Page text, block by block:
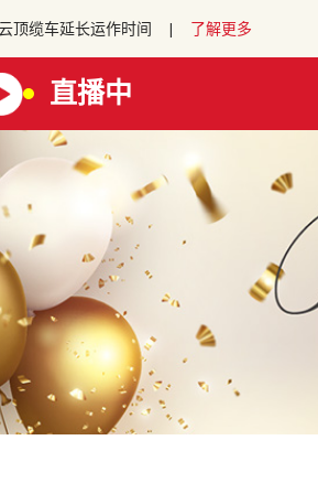
顶缆车延长运作时间 | 了解更多
直播中